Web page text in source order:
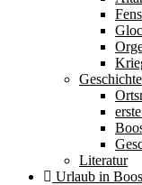
Geschichte
Literatur
Urlaub in Boos